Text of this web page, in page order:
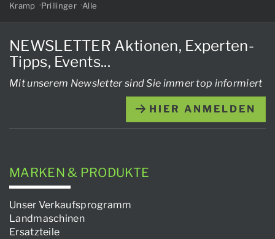
Kramp
Prillinger Alle
NEWSLETTER Aktionen, Experten-
Tipps, Events...
Mit unserem Newsletter sind Sie immer top informiert
HIER ANMELDEN
MARKEN & PRODUKTE
Unser Verkaufsprogramm
Landmaschinen
Ersatzteile